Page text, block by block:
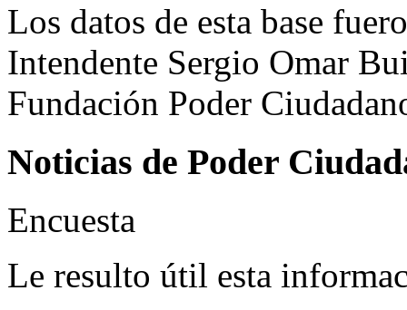
Los datos de esta base
Intendente Sergio Omar
Fundación Poder
Noticias de Poder
Encuesta
Le resulto útil esta